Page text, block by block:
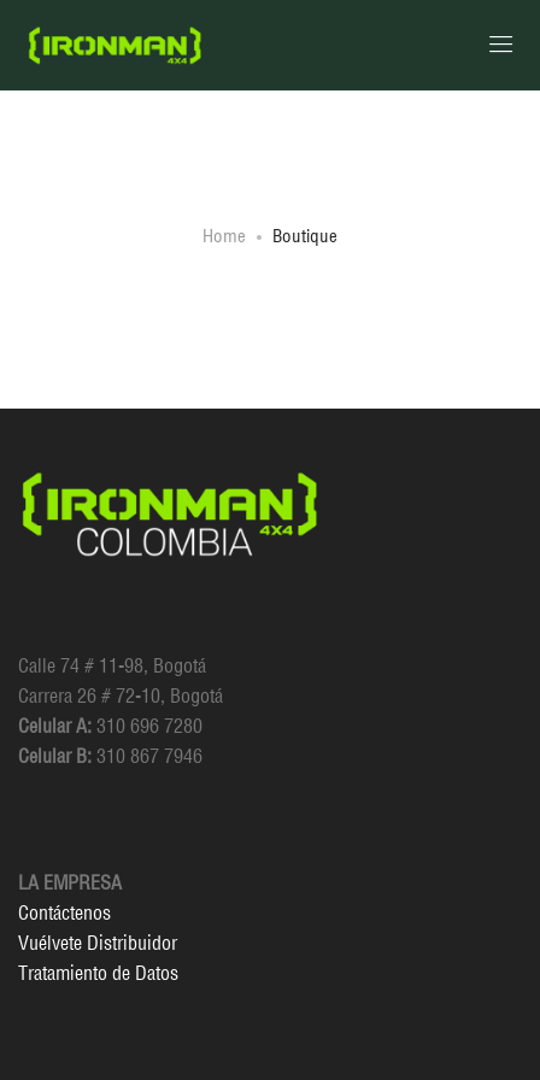
Home Boutique
Calle 74 # 11-98, Bogotá
Carrera 26 # 72-10, Bogotá
Celular A: 310 696 7280
Celular B: 310 867 7946
LA EMPRESA
Contáctenos
Vuélvete Distribuidor
Tratamiento de Datos